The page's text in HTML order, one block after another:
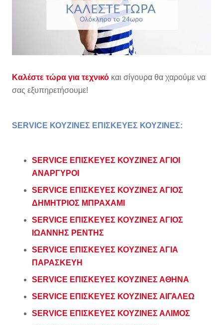
Καλέστε τώρα για τεχνικό και σίγουρα θα χαρούμε να
σας εξυπηρετήσουμε!
SERVICE ΚΟΥΖΙΝΕΣ ΕΠΙΣΚΕΥΕΣ ΚΟΥΖΙΝΕΣ:
SERVICE ΕΠΙΣΚΕΥΕΣ ΚΟΥΖΙΝΕΣ ΑΓΙΟΙ
ΑΝΑΡΓΥΡΟΙ
SERVICE ΕΠΙΣΚΕΥΕΣ ΚΟΥΖΙΝΕΣ ΑΓΙΟΣ
ΔΗΜΗΤΡΙΟΣ ΜΠΡΑΧΑΜΙ
SERVICE ΕΠΙΣΚΕΥΕΣ ΚΟΥΖΙΝΕΣ ΑΓΙΟΣ
ΙΩΑΝΝΗΣ ΡΕΝΤΗΣ
SERVICE ΕΠΙΣΚΕΥΕΣ ΚΟΥΖΙΝΕΣ ΑΓΙΑ
ΠΑΡΑΣΚΕΥΗ
SERVICE ΕΠΙΣΚΕΥΕΣ ΚΟΥΖΙΝΕΣ ΑΘΗΝΑ
SERVICE ΕΠΙΣΚΕΥΕΣ ΚΟΥΖΙΝΕΣ ΑΙΓΑΛΕΩ
SERVICE ΕΠΙΣΚΕΥΕΣ ΚΟΥΖΙΝΕΣ ΑΛΙΜΟΣ